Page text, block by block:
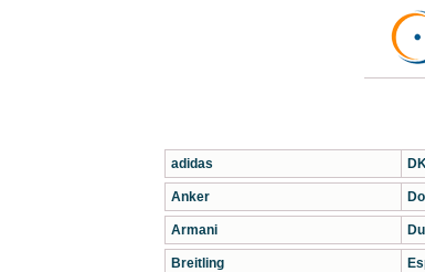
adidas
Anker
Armani
Breitling